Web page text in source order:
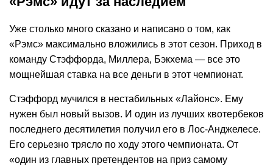
Уже столько много сказано и написано о том, как
«Рэмс» максимально вложились в этот сезон. Приход в
команду Стэффорда, Миллера, Бэкхема — все это
мощнейшая ставка на все деньги в этот чемпионат.
Стэффорд мучился в нестабильных «Лайонс». Ему
нужен был новый вызов. И один из лучших квотербеков
последнего десятилетия получил его в Лос-Анджелесе.
Его серьезно трясло по ходу этого чемпионата. От
«один из главных претендентов на приз самому